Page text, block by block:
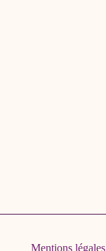
Mentions légales